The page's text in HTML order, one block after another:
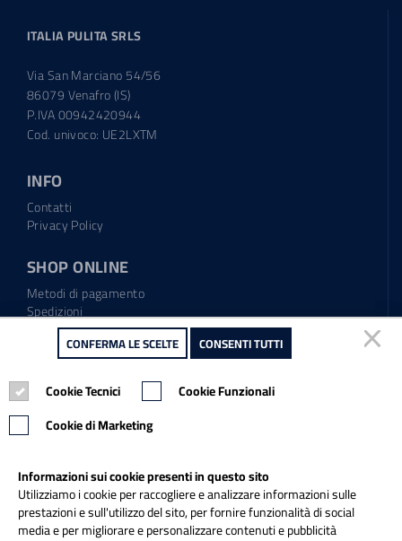
ITALIA PULITA SRLS
Via San Marciano 54/56
86079 Venafro (IS)
P.IVA 00942420944
Cod. univoco: UE2LXTM
INFO
Contatti
Privacy Policy
SHOP ONLINE
Metodi di pagamento
Spedizioni
Regolamento garanzia
Diritto di recesso
Tel.: 0865.904373
Email:info@italiapulitasrl.it
CONFERMA LE SCELTE CONSENTI TUTTI
Cookie Tecnici
Cookie Funzionali
Cookie di Marketing
Informazioni sui cookie presenti in questo sito
Utilizziamo i cookie per raccogliere e analizzare informazioni sulle
prestazioni e sull'utilizzo del sito, per fornire funzionalità di social
media e per migliorare e personalizzare contenuti e pubblicità
CONFERMA LE SCELTE CONSENTI TUTTI
Cookie Tecnici
Cookie Funzionali
Cookie di Marketing
Informazioni sui cookie presenti in questo sito
Utilizziamo i cookie per raccogliere e analizzare informazioni sulle
prestazioni e sull'utilizzo del sito, per fornire funzionalità di social
media e per migliorare e personalizzare contenuti e pubblicità